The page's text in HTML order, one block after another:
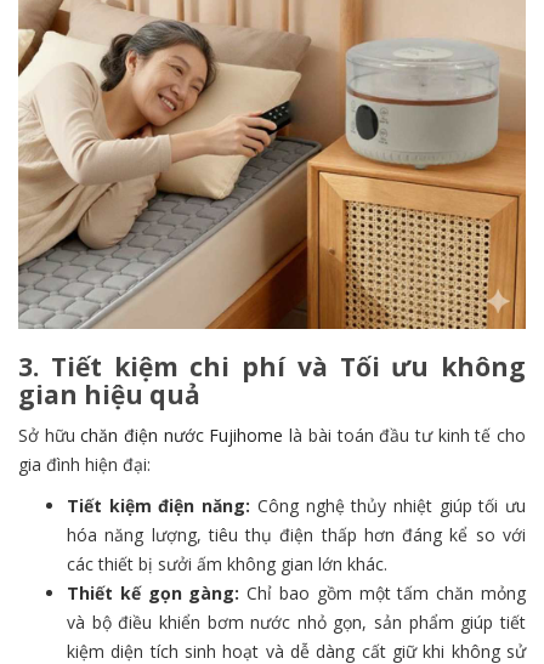
3. Tiết kiệm chi phí và Tối ưu không
gian hiệu quả
Sở hữuchăn điện nước Fujihome là bài toán đầu tư kinh tế cho
gia đình hiện đại:
Tiết kiệm điện năng: Công nghệ thủy nhiệt giúp tối ưu
hóa năng lượng, tiêu thụ điện thấp hơn đáng kể so với
các thiết bị sưởi ấm không gian lớn khác.
Thiết kế gọn gàng: Chỉ bao gồm một tấm chăn mỏng
và bộ điều khiển bơm nước nhỏ gọn, sản phẩm giúp tiết
kiệm diện tích sinh hoạt và dễ dàng cất giữ khi không sử